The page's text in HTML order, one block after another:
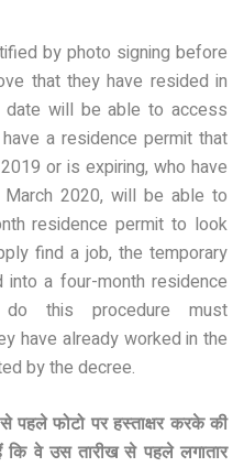
by photo signing before
that they have resided in
date will be able to access
a residence permit that
or is expiring, who have
2020, will be able to
residence permit to look
find a job, the temporary
a four-month residence
this procedure must
have already worked in the
by the decree.
पहले फोटो पर हस्ताक्षर करके की
वे उस तारीख से पहले लगातार